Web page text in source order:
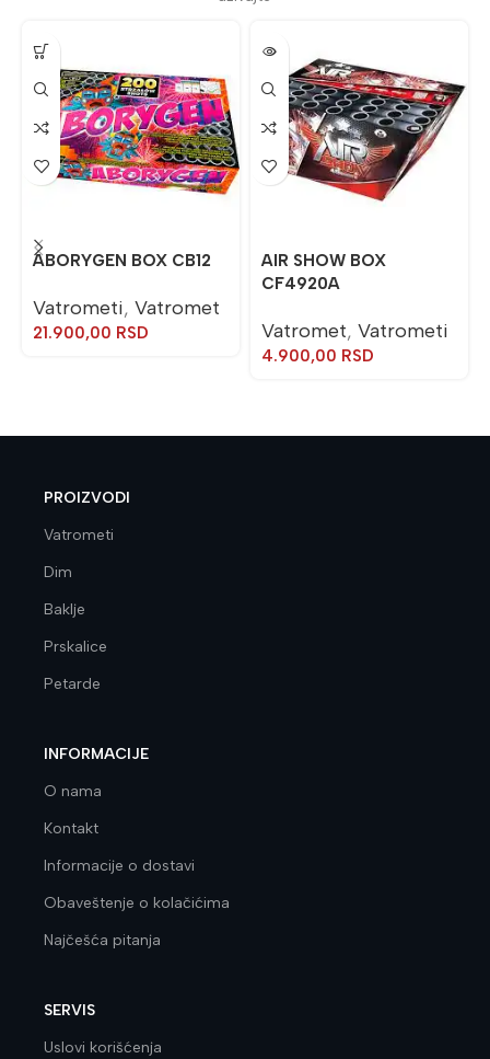
ABORYGEN BOX CB12
Vatrometi, Vatromet
21.900,00 RSD
AIR SHOW BOX
CF4920A
Vatromet, Vatrometi
4.900,00 RSD
PROIZVODI
Vatrometi
Dim
Baklje
Prskalice
Petarde
INFORMACIJE
O nama
Kontakt
Informacije o dostavi
Obaveštenje o kolačićima
Najčešća pitanja
SERVIS
Uslovi korišćenja